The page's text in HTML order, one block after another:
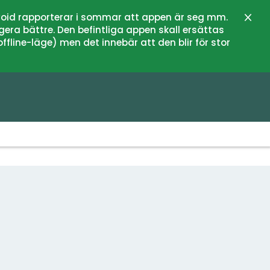
rapporterar i sommar att appen är seg mm.
bättre. Den befintliga appen skall ersättas
läge) men det innebär att den blir för stor